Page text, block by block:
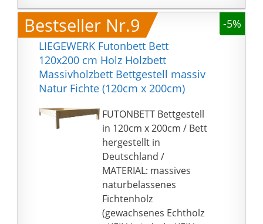
Belastbarkeit beträgt
ca. 500 kg, was die
Stabilität und Festigkeit
des Bettes garantiert.
Zwei praktische
Schubladen
ausgestattet mit
Gummirädern sind still
und zerkratzen den
Fußboden nicht. Die
Bettkästen kann man
beidseitig montieren,
sowohl bei der rechten
als auch linken Seite
des Bettes. Das
Bestseller Nr.9
-5%
LIEGEWERK Futonbett Bett
120x200 cm Holz Holzbett
Massivholzbett Bettgestell massiv
Natur Fichte (120cm x 200cm)
FUTONBETT Bettgestell
in 120cm x 200cm / Bett
hergestellt in
Deutschland /
MATERIAL: massives
naturbelassenes
Fichtenholz
(gewachsenes Echtholz